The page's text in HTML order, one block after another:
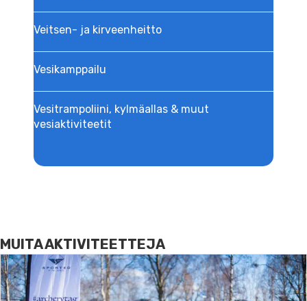
Veitsen- ja kirveenheitto
Vesikamppailu
Vesitrampoliini, kylmäallas & muut
vesiaktiviteetit
MUITA AKTIVITEETTEJA